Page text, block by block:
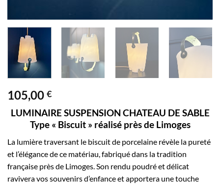
105,00 €
LUMINAIRE SUSPENSION CHATEAU DE SABLE
Type « Biscuit » réalisé près de Limoges
La lumière traversant le biscuit de porcelaine révèle la pureté
et l’élégance de ce matériau, fabriqué dans la tradition
française près de Limoges. Son rendu poudré et délicat
ravivera vos souvenirs d’enfance et apportera une touche